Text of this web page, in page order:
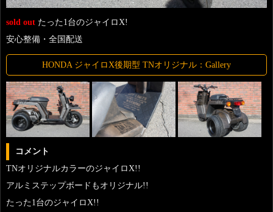
sold out たった1台のジャイロX!
安心整備・全国配送
HONDA ジャイロX後期型 TNオリジナル：Gallery
コメント
TNオリジナルカラーのジャイロX!!
アルミステップボードもオリジナル!!
たった1台のジャイロX!!